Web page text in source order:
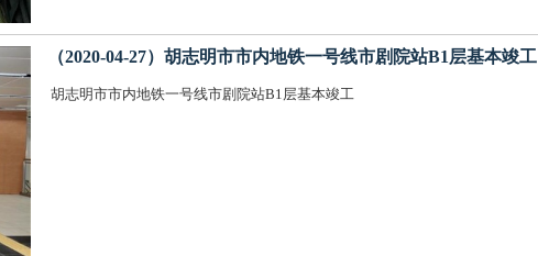
（2020-04-27）胡志明市市内地铁一号线市剧院站B1层基本竣工
胡志明市市内地铁一号线市剧院站B1层基本竣工